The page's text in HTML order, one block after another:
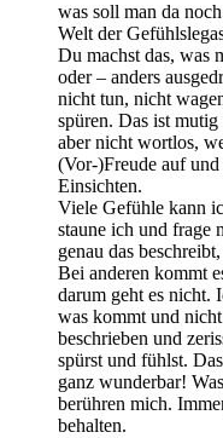
was soll man da
Welt der
Du machst das, was
oder – anders
nicht tun, nicht
spüren. Das ist
aber nicht wortlos,
(Vor-)Freude auf
Einsichten.
Viele Gefühle kann
staune ich und frage
genau das
Bei anderen kommt
darum geht es nicht.
was kommt und
beschrieben und
spürst und fühlst.
ganz wunderbar!
berühren mich.
behalten.